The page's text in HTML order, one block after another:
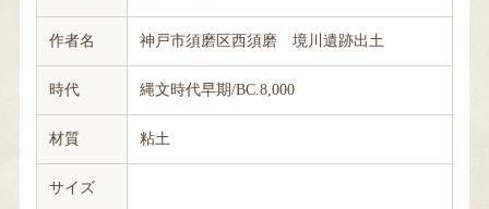
作者名 神戸市須磨区西須磨 境川遺跡出土
時代 縄文時代早期/BC.8,000
材質 粘土
サイズ